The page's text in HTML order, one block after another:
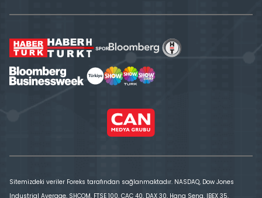
Sitemizdeki veriler Foreks tarafından sağlanmaktadır. NASDAQ, Dow Jones
Industrial Average, SHCOM, FTSE 100, CAC 40, DAX 30, Hang Seng, IBEX 35,